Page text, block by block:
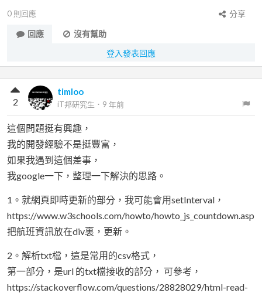
0 則回應
分享
回應
沒有幫助
登入發表回應
timloo
iT邦研究生 ． 9 年前
2
這個問題挺有興趣，
我的開發經驗不是挺豐富，
如果我遇到這個差事，
我google一下，整理一下解決的思路。
1。就網頁即時更新的部分，我可能會用setInterval，
https://www.w3schools.com/howto/howto_js_countdown.asp
把航班資訊放在div裏，更新。
2。解析txt檔，這是常用的csv格式，
第一部分，是url 的txt檔接收的部分， 可參考，
https://stackoverflow.com/questions/28828029/html-read-